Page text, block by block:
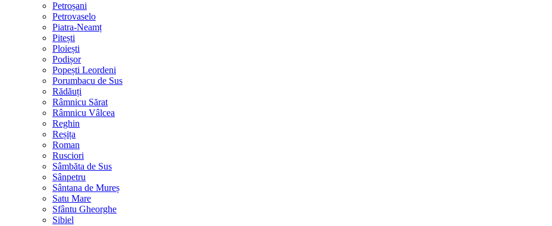
Petroșani
Petrovaselo
Piatra-Neamț
Pitești
Ploiești
Podișor
Popești Leordeni
Porumbacu de Sus
Rădăuți
Râmnicu Sărat
Râmnicu Vâlcea
Reghin
Reșița
Roman
Rusciori
Sâmbăta de Sus
Sânpetru
Sântana de Mureș
Satu Mare
Sfântu Gheorghe
Sibiel